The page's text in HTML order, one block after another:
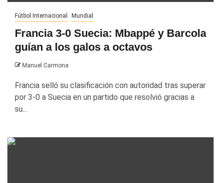
Fútbol Internacional Mundial
Francia 3-0 Suecia: Mbappé y Barcola
guían a los galos a octavos
Manuel Carmona
Francia selló su clasificación con autoridad tras superar
por 3-0 a Suecia en un partido que resolvió gracias a
su...